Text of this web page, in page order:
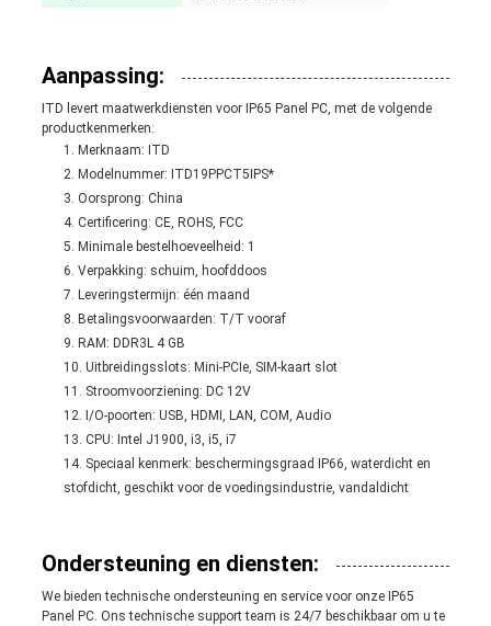
Aanpassing:
ITD levert maatwerkdiensten voor IP65 Panel PC, met de volgende
productkenmerken:
Merknaam: ITD
Modelnummer: ITD19PPCT5IPS*
Oorsprong: China
Certificering: CE, ROHS, FCC
Minimale bestelhoeveelheid: 1
Verpakking: schuim, hoofddoos
Leveringstermijn: één maand
Betalingsvoorwaarden: T/T vooraf
RAM: DDR3L 4 GB
Uitbreidingsslots: Mini-PCIe, SIM-kaart slot
Stroomvoorziening: DC 12V
I/O-poorten: USB, HDMI, LAN, COM, Audio
CPU: Intel J1900, i3, i5, i7
Speciaal kenmerk: beschermingsgraad IP66, waterdicht en
stofdicht, geschikt voor de voedingsindustrie, vandaldicht
Ondersteuning en diensten:
We bieden technische ondersteuning en service voor onze IP65
Panel PC. Ons technische support team is 24/7 beschikbaar om u te